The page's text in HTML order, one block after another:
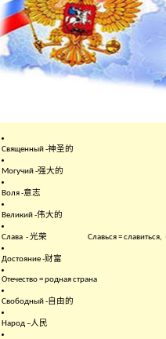
Священный -神圣的
Могучий -强大的
Воля -意志
Великий -伟大的
Слава -光荣 Славься = славиться,
Достояние -财富
Отечество = родная страна
Свободный -自由的
Народ –人民